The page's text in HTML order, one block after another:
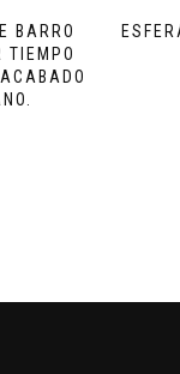
BARRO
TIEMPO